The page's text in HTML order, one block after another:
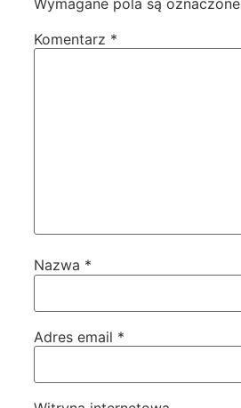
Komentarz *
Nazwa *
Adres email *